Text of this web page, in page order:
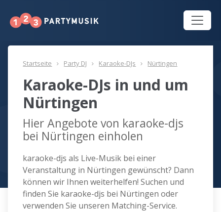
Startseite Party DJ Karaoke-DJs Nürtingen
Karaoke-DJs in und um
Nürtingen
Hier Angebote von karaoke-djs
bei Nürtingen einholen
karaoke-djs als Live-Musik bei einer
Veranstaltung in Nürtingen gewünscht? Dann
können wir Ihnen weiterhelfen! Suchen und
finden Sie karaoke-djs bei Nürtingen oder
verwenden Sie unseren Matching-Service.